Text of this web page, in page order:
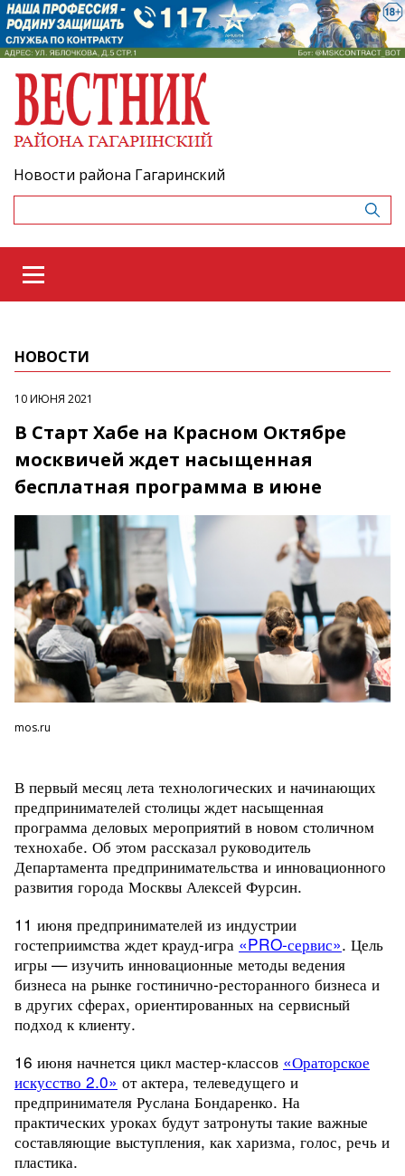
Новости района Гагаринский
НОВОСТИ
10 ИЮНЯ 2021
В Старт Хабе на Красном Октябре
москвичей ждет насыщенная
бесплатная программа в июне
mos.ru
В первый месяц лета технологических и начинающих
предпринимателей столицы ждет насыщенная
программа деловых мероприятий в новом столичном
технохабе. Об этом рассказал руководитель
Департамента предпринимательства и инновационного
развития города Москвы Алексей Фурсин.
11 июня предпринимателей из индустрии
гостеприимства ждет крауд-игра «PRO-сервис». Цель
игры — изучить инновационные методы ведения
бизнеса на рынке гостинично-ресторанного бизнеса и
в других сферах, ориентированных на сервисный
подход к клиенту.
16 июня начнется цикл мастер-классов «Ораторское
искусство 2.0» от актера, телеведущего и
предпринимателя Руслана Бондаренко. На
практических уроках будут затронуты такие важные
составляющие выступления, как харизма, голос, речь и
пластика.